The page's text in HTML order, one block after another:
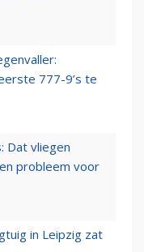
777-9’s te
Dat vliegen
probleem voor
in Leipzig zat